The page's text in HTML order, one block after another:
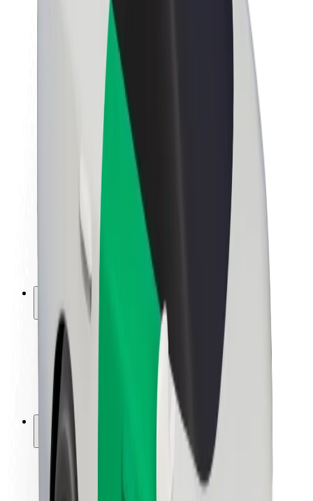
Fenntarthatóság a Boltnál
Project Zero
Sajtószoba
Befektetői kapcsolatok
Vezetőség
Márka
Média
Urban Fund
Utasbiztonság
Sofőr biztonság
E-roller biztonság
Biztonsági részleg
Városok
Lokációk
Városi megoldások